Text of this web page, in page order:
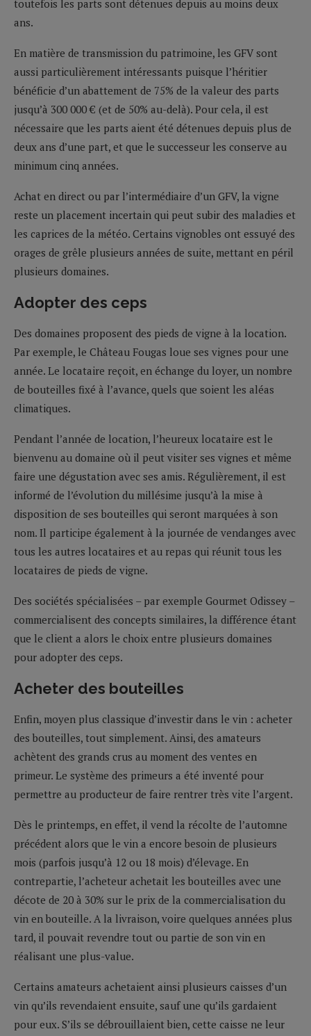
toutefois les parts sont détenues depuis au moins deux
ans.
En matière de transmission du patrimoine, les GFV sont
aussi particulièrement intéressants puisque l’héritier
bénéficie d’un abattement de 75% de la valeur des parts
jusqu’à 300 000 € (et de 50% au-delà). Pour cela, il est
nécessaire que les parts aient été détenues depuis plus de
deux ans d’une part, et que le successeur les conserve au
minimum cinq années.
Achat en direct ou par l’intermédiaire d’un GFV, la vigne
reste un placement incertain qui peut subir des maladies et
les caprices de la météo. Certains vignobles ont essuyé des
orages de grêle plusieurs années de suite, mettant en péril
plusieurs domaines.
Adopter des ceps
Des domaines proposent des pieds de vigne à la location.
Par exemple, le Château Fougas loue ses vignes pour une
année. Le locataire reçoit, en échange du loyer, un nombre
de bouteilles fixé à l’avance, quels que soient les aléas
climatiques.
Pendant l’année de location, l’heureux locataire est le
bienvenu au domaine où il peut visiter ses vignes et même
faire une dégustation avec ses amis. Régulièrement, il est
informé de l’évolution du millésime jusqu’à la mise à
disposition de ses bouteilles qui seront marquées à son
nom. Il participe également à la journée de vendanges avec
tous les autres locataires et au repas qui réunit tous les
locataires de pieds de vigne.
Des sociétés spécialisées – par exemple Gourmet Odissey –
commercialisent des concepts similaires, la différence étant
que le client a alors le choix entre plusieurs domaines
pour adopter des ceps.
Acheter des bouteilles
Enfin, moyen plus classique d’investir dans le vin : acheter
des bouteilles, tout simplement. Ainsi, des amateurs
achètent des grands crus au moment des ventes en
primeur. Le système des primeurs a été inventé pour
permettre au producteur de faire rentrer très vite l’argent.
Dès le printemps, en effet, il vend la récolte de l’automne
précédent alors que le vin a encore besoin de plusieurs
mois (parfois jusqu’à 12 ou 18 mois) d’élevage. En
contrepartie, l’acheteur achetait les bouteilles avec une
décote de 20 à 30% sur le prix de la commercialisation du
vin en bouteille. A la livraison, voire quelques années plus
tard, il pouvait revendre tout ou partie de son vin en
réalisant une plus-value.
Certains amateurs achetaient ainsi plusieurs caisses d’un
vin qu’ils revendaient ensuite, sauf une qu’ils gardaient
pour eux. S’ils se débrouillaient bien, cette caisse ne leur